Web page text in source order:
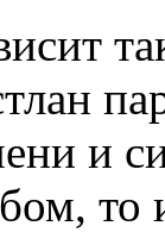
и
то